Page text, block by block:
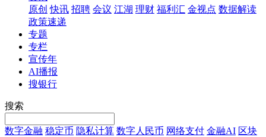
原创 快讯 招聘 会议 江湖 理财 福利汇 金视点 数据解读
政策速递
专题
专栏
宣传年
AI播报
搜银行
搜索
数字金融 稳定币 隐私计算 数字人民币 网络支付 金融AI 区块